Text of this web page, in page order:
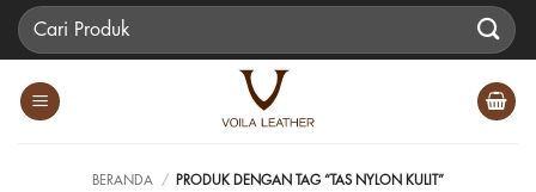
SkipPencarian
untuk:
BERANDA / PRODUK DENGAN TAG “TAS NYLON KULIT”